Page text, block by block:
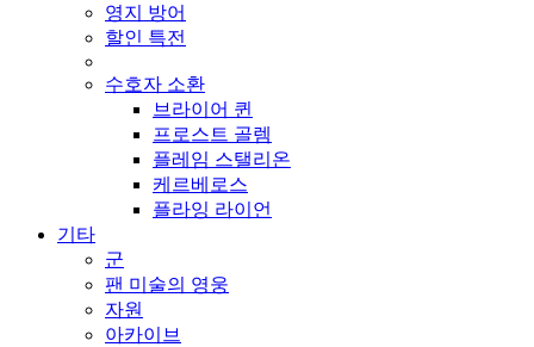
영지 방어
할인 특전
수호자 소환
브라이어 퀸
프로스트 골렘
플레임 스탤리온
케르베로스
플라잉 라이언
기타
군
팬 미술의 영웅
자원
아카이브